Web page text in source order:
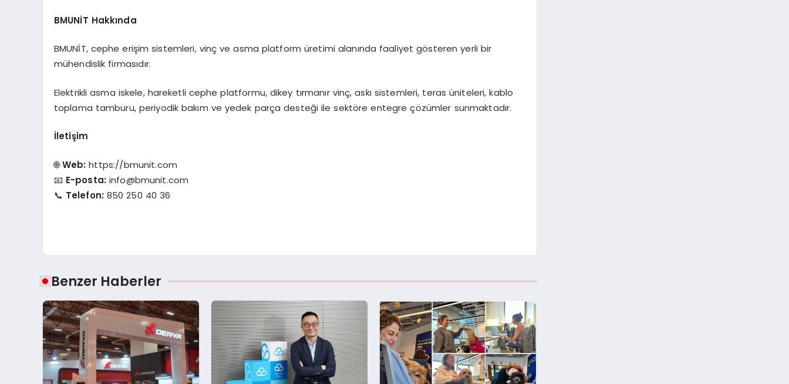
BMUNİT Hakkında
BMUNİT, cephe erişim sistemleri, vinç ve asma platform üretimi alanında faaliyet gösteren yerli bir
mühendislik firmasıdır.
Elektrikli asma iskele, hareketli cephe platformu, dikey tırmanır vinç, askı sistemleri, teras üniteleri, kablo
toplama tamburu, periyodik bakım ve yedek parça desteği ile sektöre entegre çözümler sunmaktadır.
İletişim
🌐Web: https://bmunit.com
📧 E-posta: info@bmunit.com
📞 Telefon: 850 250 40 36
Benzer Haberler